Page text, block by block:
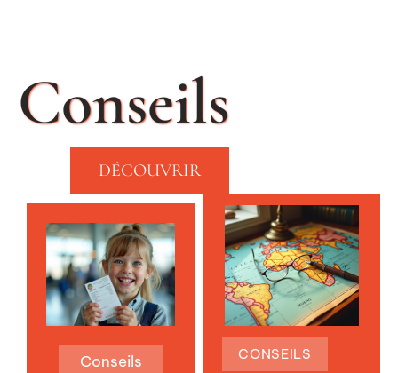
Conseils
DÉCOUVRIR
Conseils CONSEILS